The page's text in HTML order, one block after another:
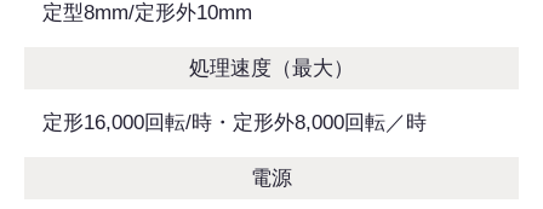
定型8mm/定形外10mm
処理速度（最大）
定形16,000回転/時・定形外8,000回転／時
電源